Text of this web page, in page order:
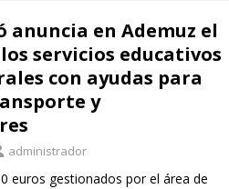
anuncia en Ademuz el
servicios educativos
con ayudas para
y
administrador
euros gestionados por el área de